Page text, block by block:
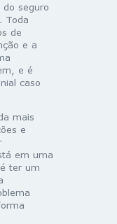
do seguro
Toda
de
e a
e é
caso
mais
e
em uma
ter um